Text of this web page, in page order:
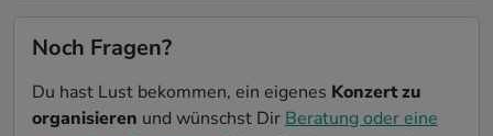
Noch Fragen?
Du hast Lust bekommen, ein eigenes Konzert zu
organisieren und wünschst Dir Beratung oder eine